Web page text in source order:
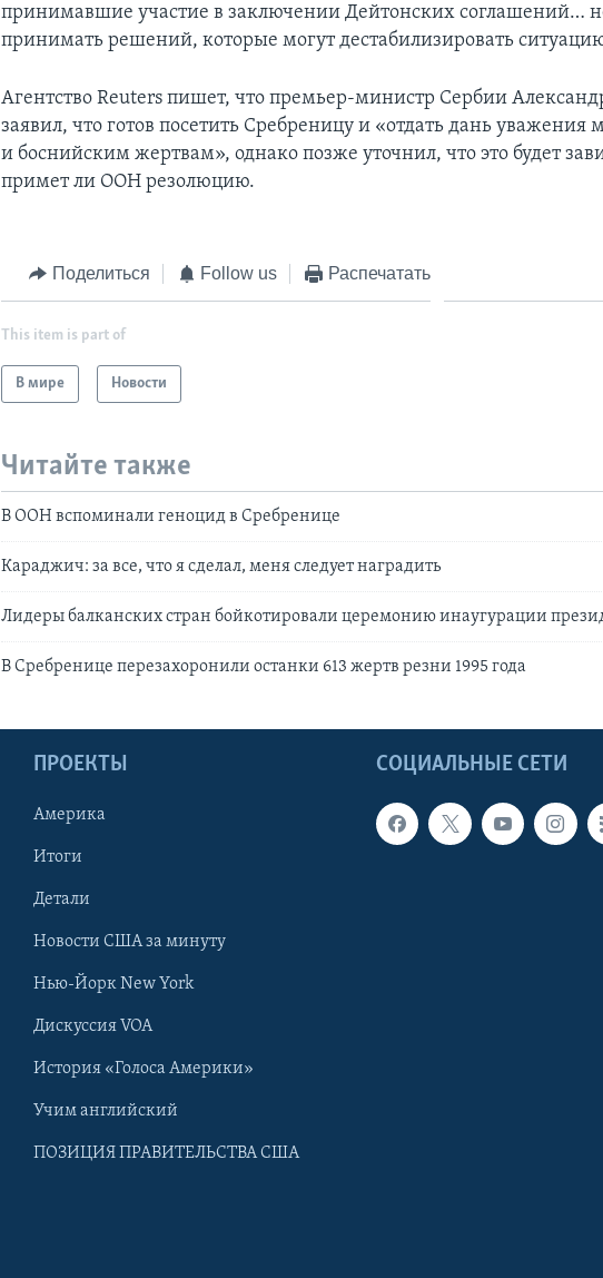
принимавшие участие в заключении Дейтонских соглашений…
принимать решений, которые могут дестабилизировать
Агентство Reuters пишет, что премьер-министр Сербии
заявил, что готов посетить Сребреницу и «отдать дань уважения
и боснийским жертвам», однако позже уточнил, что это будет
примет ли ООН резолюцию.
Поделиться Follow us Распечатать
This item is part of
В мире Новости
Читайте также
В ООН вспоминали геноцид в Сребренице
Караджич: за все, что я сделал, меня следует наградить
Лидеры балканских стран бойкотировали церемонию инаугурации
В Сребренице перезахоронили останки 613 жертв резни 1995 года
СОЦИАЛЬНЫЕ СЕТИ
ПРОЕКТЫ
Америка
Итоги
Детали
Новости США за минуту
Нью-Йорк New York
Дискуссия VOA
История «Голоса Америки»
Учим английский
ПОЗИЦИЯ ПРАВИТЕЛЬСТВА США